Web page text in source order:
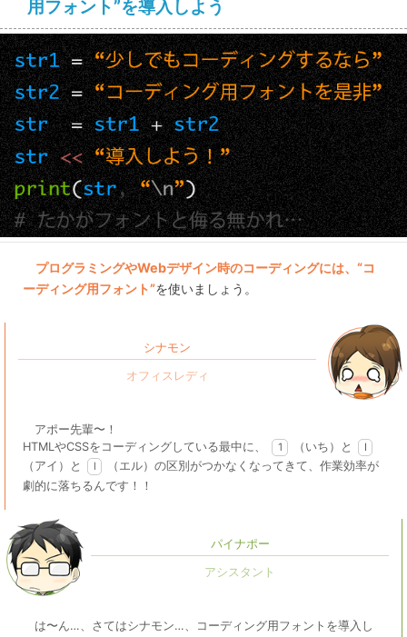
用フォント”を導入しよう
プログラミングやWebデザイン時のコーディングには、“コ
ーディング用フォント”を使いましょう。
シナモン
アポー先輩〜！
HTMLやCSSをコーディングしている最中に、
1 （いち）と I
（アイ）と l
（エル）の区別がつかなくなってきて、作業効率が
劇的に落ちるんです！！
パイナポー
は〜ん…、さてはシナモン…、コーディング用フォントを導入し